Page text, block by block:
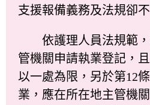
支援報備義務及法規卻不
依護理人員法規範，
管機關申請執業登記，
以一處為限，另於第12
業，應在所在地主管機